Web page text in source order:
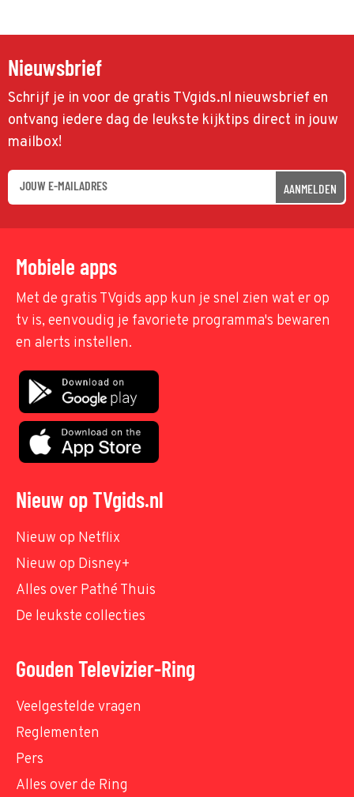
Nieuwsbrief
Schrijf je in voor de gratis TVgids.nl nieuwsbrief en
ontvang iedere dag de leukste kijktips direct in jouw
mailbox!
AANMELDEN
Mobiele apps
Met de gratis TVgids app kun je snel zien wat er op
tv is, eenvoudig je favoriete programma's bewaren
en alerts instellen.
Nieuw op TVgids.nl
Nieuw op Netflix
Nieuw op Disney+
Alles over Pathé Thuis
De leukste collecties
Gouden Televizier-Ring
Veelgestelde vragen
Reglementen
Pers
Alles over de Ring